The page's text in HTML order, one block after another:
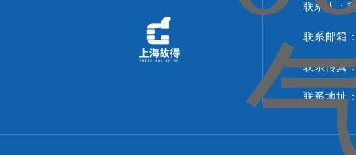
联系人：
联系邮箱
联系传真
联系地址